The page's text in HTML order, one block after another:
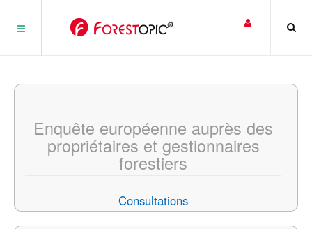
Enquête européenne auprès des
propriétaires et gestionnaires
forestiers
Consultations